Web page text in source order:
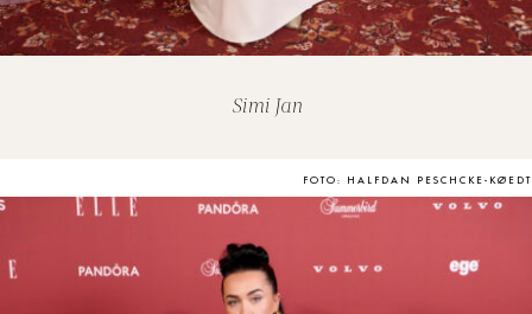
Simi Jan
FOTO: HALFDAN PESCHCKE-KØEDT